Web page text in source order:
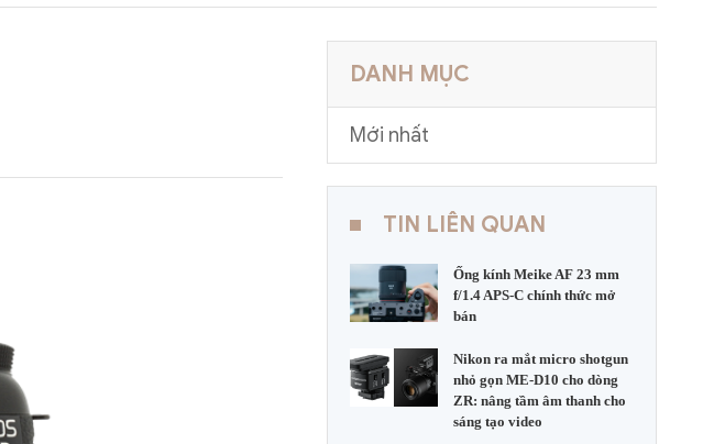
DANH MỤC
Mới nhất
TIN LIÊN QUAN
Ống kính Meike AF 23 mm
f/1.4 APS-C chính thức mở
bán
Nikon ra mắt micro shotgun
nhỏ gọn ME-D10 cho dòng
ZR: nâng tầm âm thanh cho
sáng tạo video